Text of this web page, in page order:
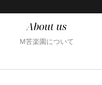
About us
M苦楽園について